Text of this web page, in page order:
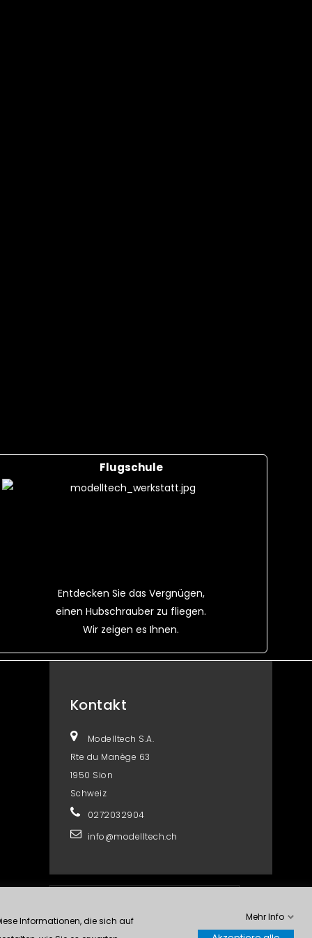
Flugschule
Entdecken Sie das Vergnügen,
einen Hubschrauber zu fliegen.
Wir zeigen es Ihnen.
Kontakt
Modelltech S.A.
Rte du Manège 63
1950 Sion
Schweiz
0272032904
info@modelltech.ch
Informationen, die sich auf
Mehr Info